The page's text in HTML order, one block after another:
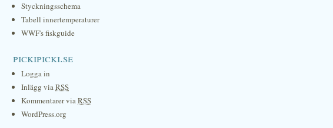
Styckningsschema
Tabell innertemperaturer
WWF's fiskguide
pickipicki.se
Logga in
Inlägg viaRSS
Kommentarer viaRSS
WordPress.org